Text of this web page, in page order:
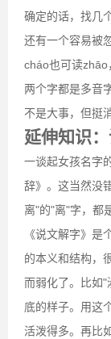
确定的话，找几
还有一个容易被
cháo也可读zhāo
两个字都是多音
不是大事，但挺
延伸知识
一谈起女孩名字
辞》。这当然没
离"的"离"字，都
《说文解字》是
的本义和结构，
而弱化了。比如"
底的样子。用这
活泼得多。再比